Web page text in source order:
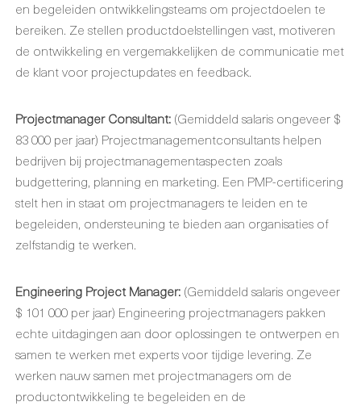
en begeleiden ontwikkelingsteams om projectdoelen te
bereiken. Ze stellen productdoelstellingen vast, motiveren
de ontwikkeling en vergemakkelijken de communicatie met
de klant voor projectupdates en feedback.
Projectmanager Consultant: (Gemiddeld salaris ongeveer $
83 000 per jaar) Projectmanagementconsultants helpen
bedrijven bij projectmanagementaspecten zoals
budgettering, planning en marketing. Een PMP-certificering
stelt hen in staat om projectmanagers te leiden en te
begeleiden, ondersteuning te bieden aan organisaties of
zelfstandig te werken.
Engineering Project Manager: (Gemiddeld salaris ongeveer
$ 101 000 per jaar) Engineering projectmanagers pakken
echte uitdagingen aan door oplossingen te ontwerpen en
samen te werken met experts voor tijdige levering. Ze
werken nauw samen met projectmanagers om de
productontwikkeling te begeleiden en de